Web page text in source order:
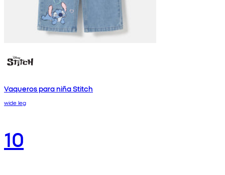
Vaqueros para niña Stitch
wide leg
10